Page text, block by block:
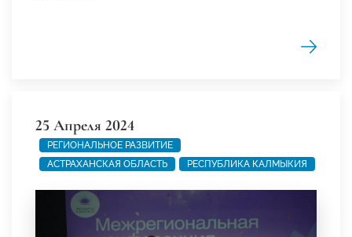
25 Апреля 2024
РЕГИОНАЛЬНОЕ РАЗВИТИЕ
АСТРАХАНСКАЯ ОБЛАСТЬ
РЕСПУБЛИКА КАЛМЫКИЯ